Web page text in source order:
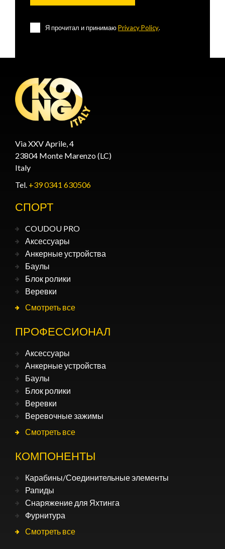
Я прочитал и принимаюPrivacy Policy.
Via XXV Aprile, 4
23804 Monte Marenzo (LC)
Italy
Tel. +39 0341 630506
СПОРТ
COUDOU PRO
Аксессуары
Анкерные устройства
Баулы
Блок ролики
Веревки
Смотреть все
ПРОФЕССИОНАЛ
Аксессуары
Анкерные устройства
Баулы
Блок ролики
Веревки
Веревочные зажимы
Смотреть все
КОМПОНЕНТЫ
Карабины/Соединительные элементы
Рапиды
Снаряжение для Яхтинга
Фурнитура
Смотреть все